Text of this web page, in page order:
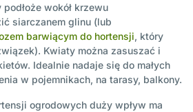
wokół krzewu
siarczanem glinu (lub
barwiącym do hortensji, który
Kwiaty można zasuszać i
Idealnie nadaje się do małych
w pojemnikach, na tarasy, balkony.
ogrodowych duży wpływ ma